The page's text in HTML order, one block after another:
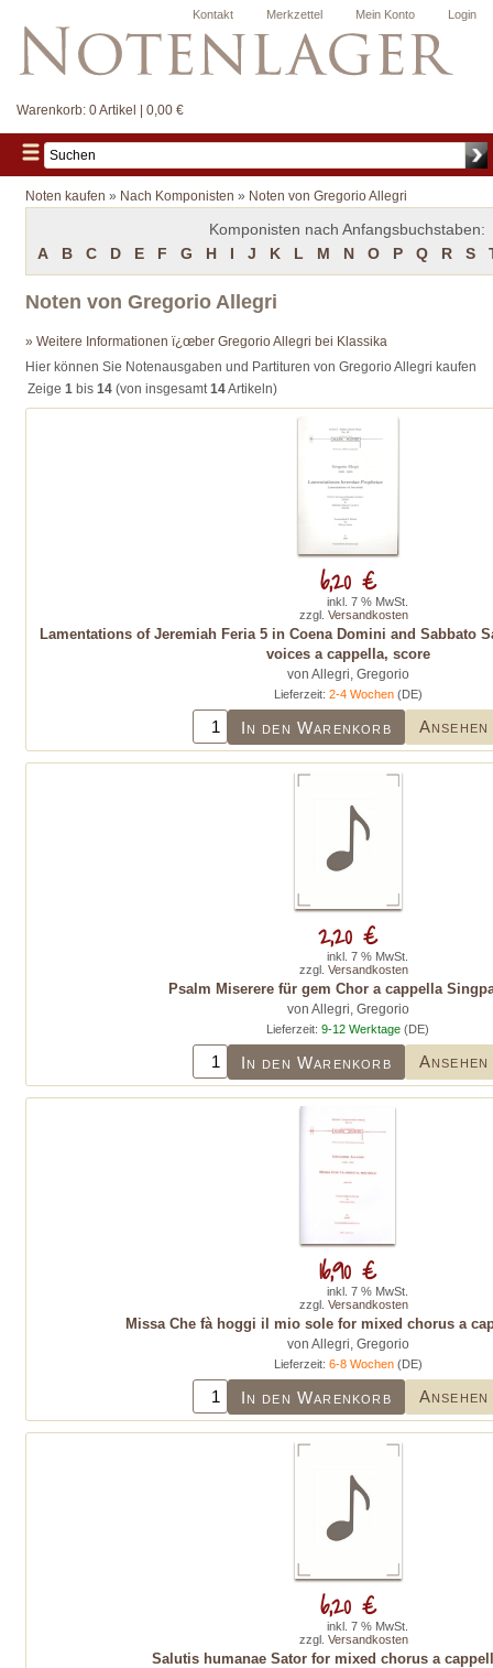
Login
Mein Konto
Merkzettel
Kontakt
Warenkorb: 0 Artikel | 0,00 €
Noten kaufen » Nach Komponisten » Noten von Gregorio Allegri
Komponisten nach Anfangsbuchstaben:
A
B C D E F G H I J K L M N O P Q R S
Noten von Gregorio Allegri
» Weitere Informationen ï¿œber Gregorio Allegri bei Klassika
Hier können Sie Notenausgaben und Partituren von Gregorio Allegri kaufen
Zeige 1 bis 14 (von insgesamt14Artikeln)
Lamentations of Jeremiah Feria 5 in Coena Domini and Sabbato
voices a cappella, score
von Allegri, Gregorio
Lieferzeit: 2-4 Wochen(DE)
In den Warenkorb Ansehen
6,20 €
inkl. 7 % MwSt.
zzgl. Versandkosten
Psalm Miserere für gem Chor a cappella
von Allegri, Gregorio
Lieferzeit: 9-12 Werktage (DE)
In den Warenkorb Ansehen
2,20 €
inkl. 7 % MwSt.
zzgl. Versandkosten
Missa Che fà hoggi il mio sole for mixed chorus a
von Allegri, Gregorio
Lieferzeit: 6-8 Wochen(DE)
In den Warenkorb Ansehen
16,90 €
inkl. 7 % MwSt.
zzgl. Versandkosten
Salutis humanae Sator for mixed chorus a
6,20 €
inkl. 7 % MwSt.
zzgl. Versandkosten